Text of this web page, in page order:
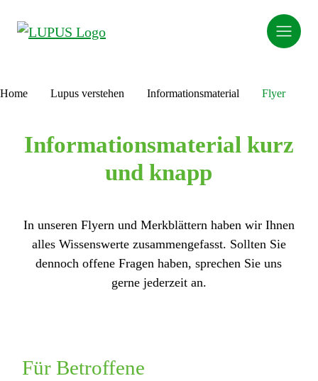
Home Lupus verstehen Informationsmaterial Flyer
Informationsmaterial kurz
und knapp
In unseren Flyern und Merkblättern haben wir Ihnen
alles Wissenswerte zusammengefasst. Sollten Sie
dennoch offene Fragen haben, sprechen Sie uns
gerne jederzeit an.
Für Betroffene